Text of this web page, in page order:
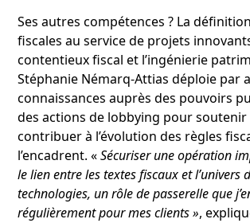
Ses autres compétences ? La
fiscales au service de projets
contentieux fiscal et l’ingénierie
Stéphanie Némarq-Attias déploie par
connaissances auprès des pouvoirs
des actions de lobbying pour soutenir
contribuer à l’évolution des règles
l’encadrent. «Sécuriser une opération
le lien entre les textes fiscaux et l’univers
technologies, un rôle de passerelle que
régulièrement pour mes clients »,